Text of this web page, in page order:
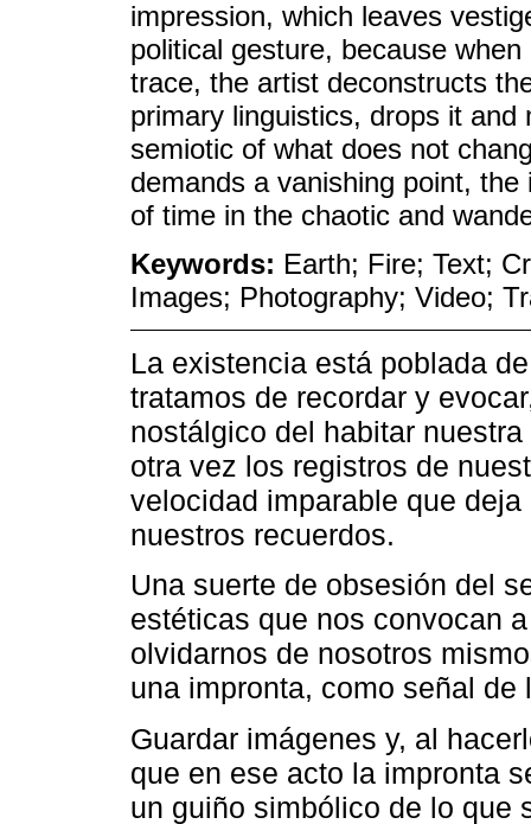
impression, which leaves
political gesture, because
trace, the artist deconstructs
primary linguistics, drops it
semiotic of what does not
demands a vanishing point,
of time in the chaotic and
Keywords: Earth; Fire; Text;
Images; Photography; Video;
La existencia está poblada
tratamos de recordar y
nostálgico del habitar
otra vez los registros de
velocidad imparable que
nuestros recuerdos.
Una suerte de obsesión del
estéticas que nos convocan
olvidarnos de nosotros
una impronta, como señal de
Guardar imágenes y, al
que en ese acto la impronta
un guiño simbólico de lo que